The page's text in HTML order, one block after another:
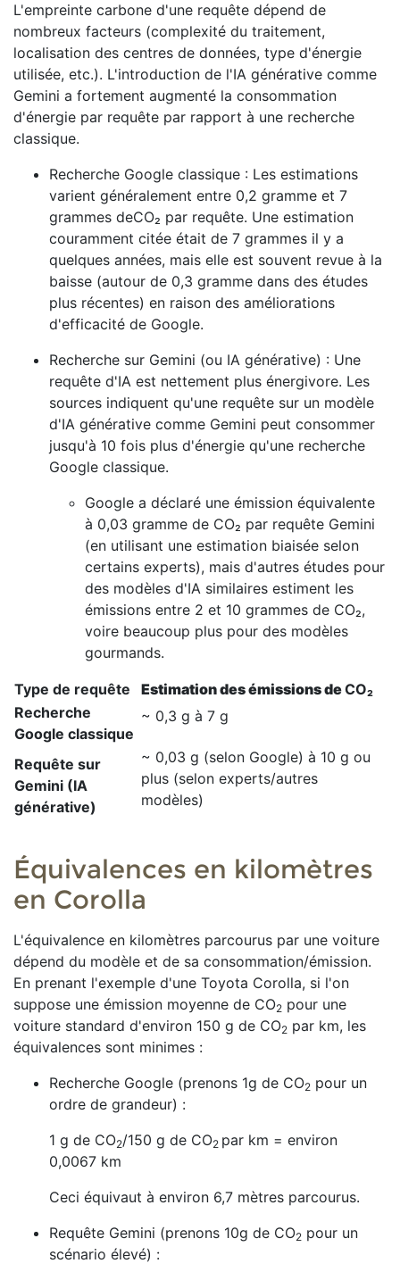
L'empreinte carbone d'une requête dépend de
nombreux facteurs (complexité du traitement,
localisation des centres de données, type d'énergie
utilisée, etc.). L'introduction de l'IA générative comme
Gemini a fortement augmenté la consommation
d'énergie par requête par rapport à une recherche
classique.
Recherche Google classique : Les estimations
varient généralement entre 0,2 gramme et 7
grammes deCO₂ par requête. Une estimation
couramment citée était de 7 grammes il y a
quelques années, mais elle est souvent revue à la
baisse (autour de 0,3 gramme dans des études
plus récentes) en raison des améliorations
d'efficacité de Google.
Recherche sur Gemini (ou IA générative) : Une
requête d'IA est nettement plus énergivore. Les
sources indiquent qu'une requête sur un modèle
d'IA générative comme Gemini peut consommer
jusqu'à 10 fois plus d'énergie qu'une recherche
Google classique.
Google a déclaré une émission équivalente
à 0,03 gramme de CO₂ par requête Gemini
(en utilisant une estimation biaisée selon
certains experts), mais d'autres études pour
des modèles d'IA similaires estiment les
émissions entre 2 et 10 grammes de CO₂,
voire beaucoup plus pour des modèles
gourmands.
Type de requête Estimation des émissions deCO₂​
Recherche
Google classique
~ 0,3 g à 7 g
Requête sur
Gemini (IA
générative)
~ 0,03 g (selon Google) à 10 g ou
plus (selon experts/autres
modèles)
Équivalences en kilomètres
en Corolla
L'équivalence en kilomètres parcourus par une voiture
dépend du modèle et de sa consommation/émission.
En prenant l'exemple d'une Toyota Corolla, si l'on
suppose une émission moyenne de CO2 pour une
voiture standard d'environ 150 g de CO2 par km, les
équivalences sont minimes :
Recherche Google (prenons 1g de CO2 ​ pour un
ordre de grandeur) :
1 g de CO2/150 g de CO2 par km = environ
0,0067 km
Ceci équivaut à environ 6,7 mètres parcourus.
Requête Gemini (prenons 10g de CO2 ​ pour un
scénario élevé) :